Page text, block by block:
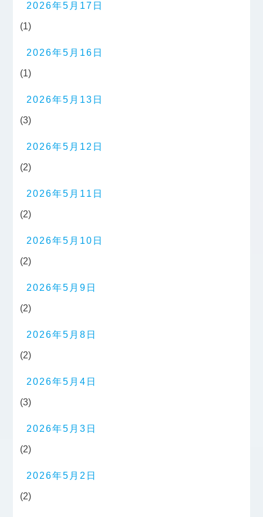
2026年5月17日
(1)
2026年5月16日
(1)
2026年5月13日
(3)
2026年5月12日
(2)
2026年5月11日
(2)
2026年5月10日
(2)
2026年5月9日
(2)
2026年5月8日
(2)
2026年5月4日
(3)
2026年5月3日
(2)
2026年5月2日
(2)